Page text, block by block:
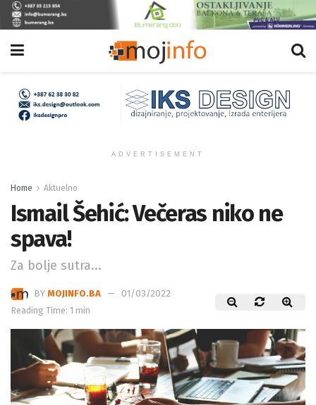
ADVERTISEMENT
Home Aktuelno
Ismail Šehić: Večeras niko ne
spava!
Za bolje sutra...
BY MOJINFO.BA
01/03/2022
Reading Time: 1 min